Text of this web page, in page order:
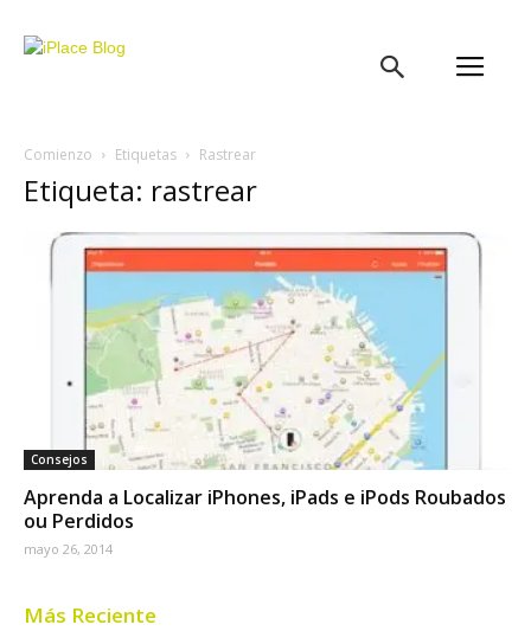
Comienzo Etiquetas Rastrear
Etiqueta: rastrear
Consejos
Aprenda a Localizar iPhones, iPads e iPods Roubados
ou Perdidos
mayo 26, 2014
Más Reciente